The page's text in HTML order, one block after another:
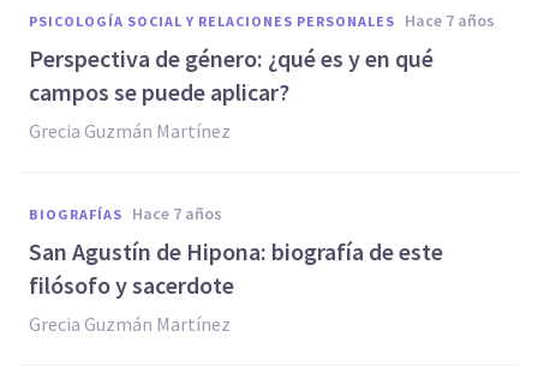
PSICOLOGÍA SOCIAL Y RELACIONES PERSONALES hace 7 años
Perspectiva de género: ¿qué es y en qué
campos se puede aplicar?
Grecia Guzmán Martínez
BIOGRAFÍAS hace 7 años
San Agustín de Hipona: biografía de este
filósofo y sacerdote
Grecia Guzmán Martínez